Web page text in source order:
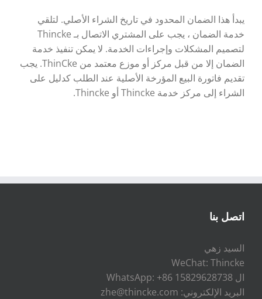
يبدأ هذا الضمان المحدود في تاريخ الشراء الأصلي. لتلقي
خدمة الضمان ، يجب على المشتري الاتصال بـ Thincke
لتصميم المشكلات وإجراءات الخدمة. لا يمكن تنفيذ خدمة
الضمان إلا من قبل مركز أو موزع معتمد من ThinCke. يجب
تقديم فاتورة البيع المؤرخة الأصلية عند الطلب كدليل على
الشراء إلى مركز خدمة Thincke أو Thincke.
اتصل بنا
السيد زهي
WeChat: Thincke
ال WhatsApp: +86 15829628738
البريد الإلكتروني: zhe@thincke.com